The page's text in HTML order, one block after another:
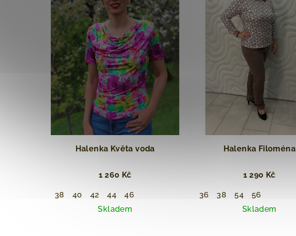
Halenka Květa voda
1 260 Kč
38 40 42 44
46
Skladem
Halenka Filoména
1 290 Kč
36 38 54
56
Skladem